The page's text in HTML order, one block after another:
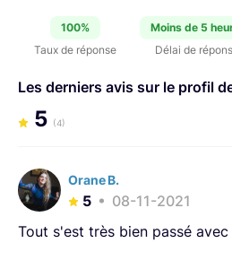
et photographe.
100%
Taux de réponse
Moins de 5
Délai de
Les derniers avis sur le profil
5 (4)
Orane B.
5
08-11-2021
Tout s'est très bien passé avec